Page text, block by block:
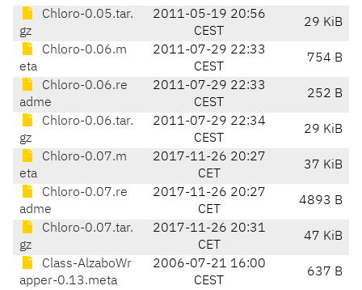
Chloro-0.05.tar.
gz
2011-05-19 20:56
CEST
29 KiB
Chloro-0.06.m
eta
2011-07-29 22:33
CEST
754 B
Chloro-0.06.re
adme
2011-07-29 22:33
CEST
252 B
Chloro-0.06.tar.
gz
2011-07-29 22:34
CEST
29 KiB
Chloro-0.07.m
eta
2017-11-26 20:27
CET
37 KiB
Chloro-0.07.re
adme
2017-11-26 20:27
CET
4893 B
Chloro-0.07.tar.
gz
2017-11-26 20:31
CET
47 KiB
Class-AlzaboWr
apper-0.13.meta
2006-07-21 16:00
CEST
637 B